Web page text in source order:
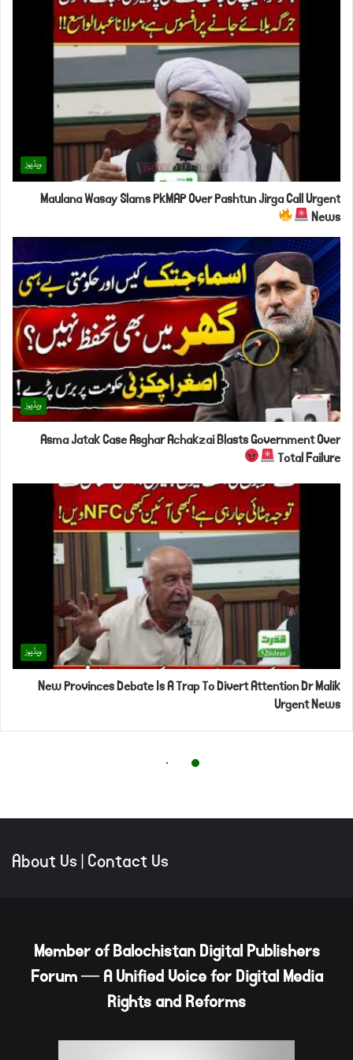
About Us|Contact Us
Member of Balochistan Digital Publishers
Forum — A Unified Voice for Digital Media
Rights and Reforms